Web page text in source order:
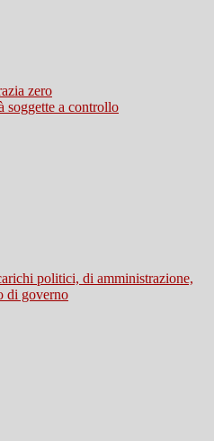
zero
soggette a controllo
politici, di amministrazione,
di governo